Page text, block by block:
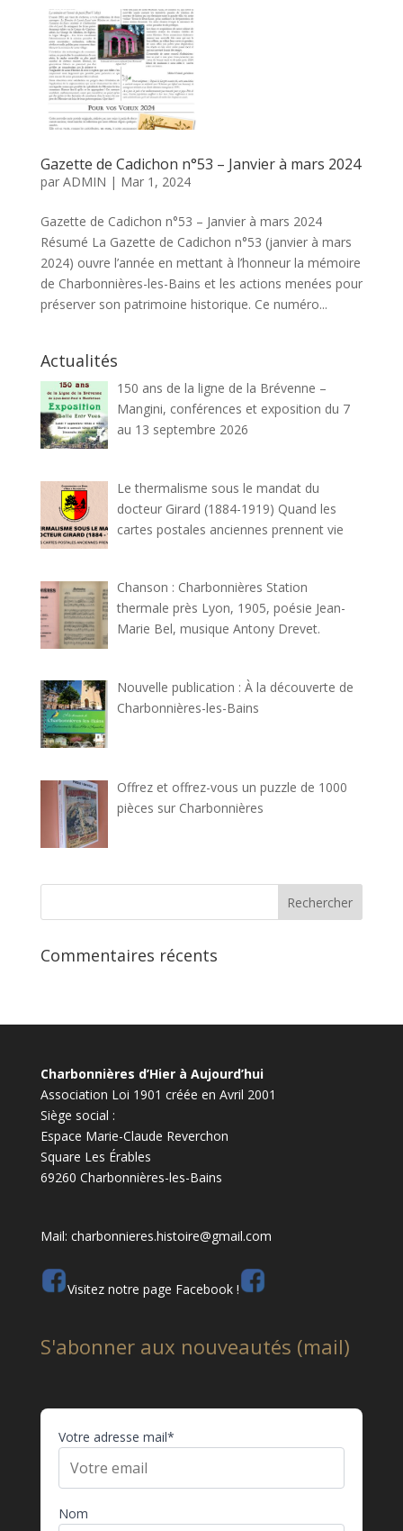
Gazette de Cadichon n°53 – Janvier à mars 2024
par ADMIN | Mar 1, 2024
Gazette de Cadichon n°53 – Janvier à mars 2024
Résumé La Gazette de Cadichon n°53 (janvier à mars
2024) ouvre l’année en mettant à l’honneur la mémoire
de Charbonnières-les-Bains et les actions menées pour
préserver son patrimoine historique. Ce numéro...
Actualités
150 ans de la ligne de la Brévenne –
Mangini, conférences et exposition du 7
au 13 septembre 2026
Le thermalisme sous le mandat du
docteur Girard (1884-1919) Quand les
cartes postales anciennes prennent vie
Chanson : Charbonnières Station
thermale près Lyon, 1905, poésie Jean-
Marie Bel, musique Antony Drevet.
Nouvelle publication : À la découverte de
Charbonnières-les-Bains
Offrez et offrez-vous un puzzle de 1000
pièces sur Charbonnières
Commentaires récents
Charbonnières d’Hier à Aujourd’hui
Association Loi 1901 créée en Avril 2001
Siège social :
Espace Marie-Claude Reverchon
Square Les Érables
69260 Charbonnières-les-Bains
Mail: charbonnieres.histoire@gmail.com
Visitez notre page Facebook !
S'abonner aux nouveautés (mail)
Votre adresse mail*
Nom